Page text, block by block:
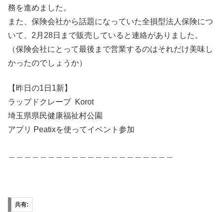
務を進めました。
また、保険会社から話題になっていた全損型法人保険につ
いて、2月28日まで販売していると連絡がありました。
（保険会社にとって最後まで営業するのはそれだけ美味し
かったのでしょうか）
【昨日の1日1新】
ラップドクレープ Korot
埼玉県県民健康福祉村公園
アプリ Peatixを使ってイベント参加
共有: